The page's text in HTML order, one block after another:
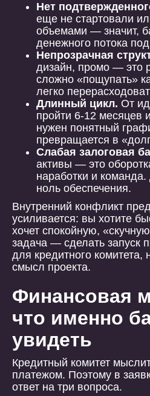
Нет
еще не стартовали
объемами — значит,
денежного потока
Непрозрачная
дизайн, промо — это
сложно «пощупать»
легко
Длинный цикл. От
пройти 6-12 месяцев
нужен понятный
превращается в
Слабая залоговая
активы — это
наработки и
ноль обеспечения.
Внутренний конфликт
усиливается: вы хотите
хочет спокойную,
задача — сделать запуск
для кредитного комитета,
смысл проекта.
Финансовая
что именно
увидеть
Кредитный комитет
платежом. Поэтому в
ответ на три вопроса.